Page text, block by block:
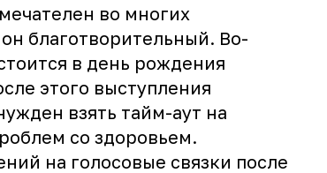
во многих
благотворительный. Во-
в день рождения
этого выступления
взять тайм-аут на
со здоровьем.
на голосовые связки после